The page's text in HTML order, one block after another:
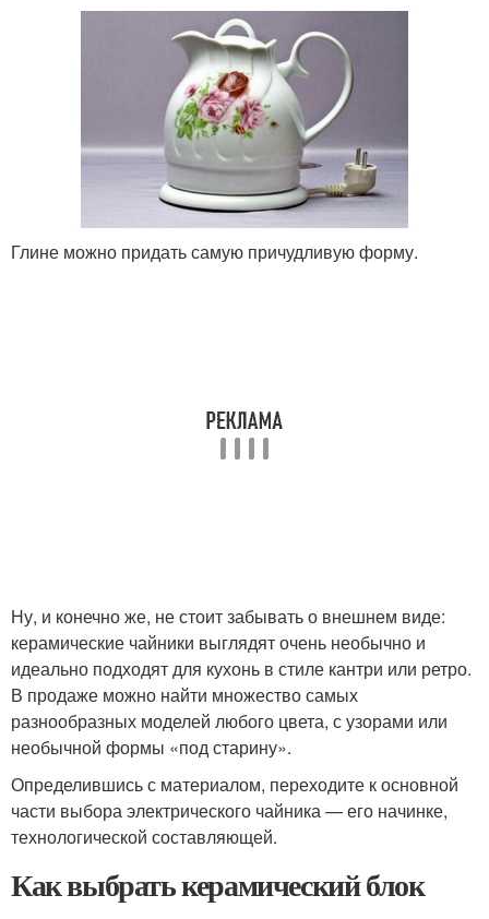
Глине можно придать самую причудливую форму.
Ну, и конечно же, не стоит забывать о внешнем виде:
керамические чайники выглядят очень необычно и
идеально подходят для кухонь в стиле кантри или ретро.
В продаже можно найти множество самых
разнообразных моделей любого цвета, с узорами или
необычной формы «под старину».
Определившись с материалом, переходите к основной
части выбора электрического чайника — его начинке,
технологической составляющей.
Как выбрать керамический блок